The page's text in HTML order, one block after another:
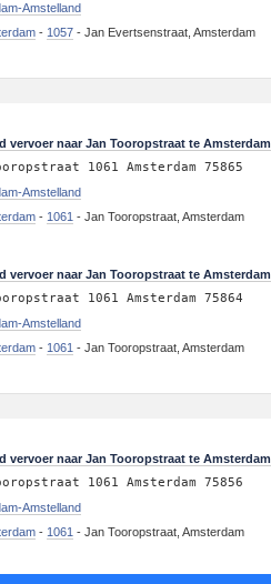
Amstelland
- 1057 -Jan Evertsenstraat, Amsterdam
vervoer naar Jan Tooropstraat te Amsterdam
1061 Amsterdam 75865
Amstelland
- 1061 -Jan Tooropstraat, Amsterdam
vervoer naar Jan Tooropstraat te Amsterdam
1061 Amsterdam 75864
Amstelland
- 1061 -Jan Tooropstraat, Amsterdam
vervoer naar Jan Tooropstraat te Amsterdam
1061 Amsterdam 75856
Amstelland
- 1061 -Jan Tooropstraat, Amsterdam